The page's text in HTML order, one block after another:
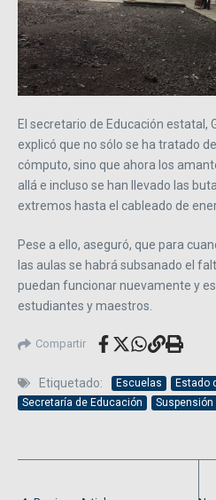
El secretario de Educación estatal,
explicó que no sólo se ha tratado
cómputo, sino que ahora los
allá e incluso se han llevado las
extremos hasta el cableado de
Pese a ello, aseguró, que para
las aulas se habrá subsanado el
puedan funcionar nuevamente y
estudiantes y maestros.
Compartir
Etiquetado: Escuelas
Estado
Secretaría de Educación